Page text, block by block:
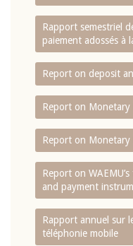
Rapport semestriel
paiement adossés à
Report on deposit
Report on Monetary
Report on Monetary
Report on
and payment
Rapport annuel sur
téléphonie mobile